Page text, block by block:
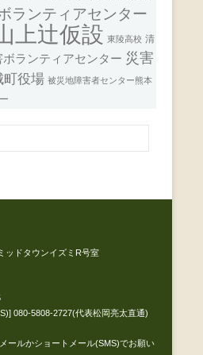
ランティアセンター
上辻仮設 東陵高校 清
ボランティアセンター 災害
町役場 被災地障害者センター熊本
ッドタウンイズミR号室
080-5808-2727(代表松岡亮太直通)
ールかショートメール(SMS)でお願い